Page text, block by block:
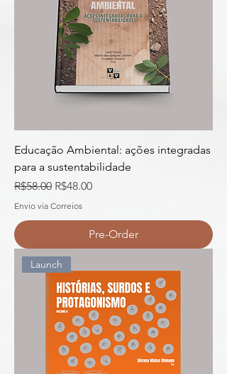
Educação Ambiental: ações integradas
para a sustentabilidade
Regular Price
R$58.00 Sale Price
R$48.00
Envio via Correios
Pre-Order
Launch